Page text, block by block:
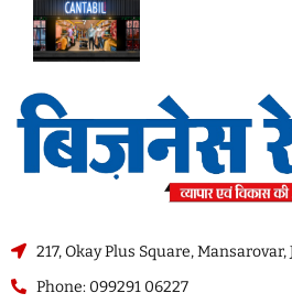
217, Okay Plus Square,
Phone: 099291 06227